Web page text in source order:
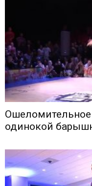
одинокой